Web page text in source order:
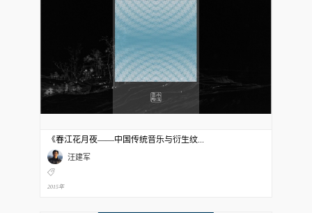
《春江花月夜——中国传统音乐与衍生纹...
汪建军
2015年